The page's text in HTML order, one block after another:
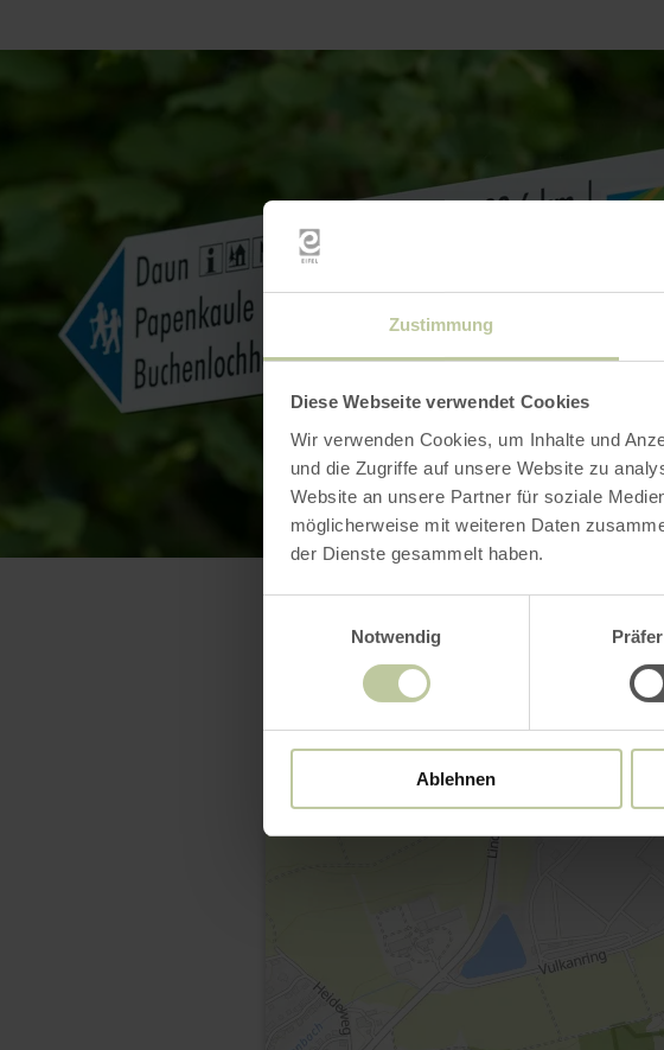
Zustimmung
Diese Webseite verwendet Cookies
Wir verwenden Cookies, um Inhalte und
und die Zugriffe auf unsere Website zu
Website an unsere Partner für soziale
möglicherweise mit weiteren Daten
der Dienste gesammelt haben.
Notwendig
Ablehnen